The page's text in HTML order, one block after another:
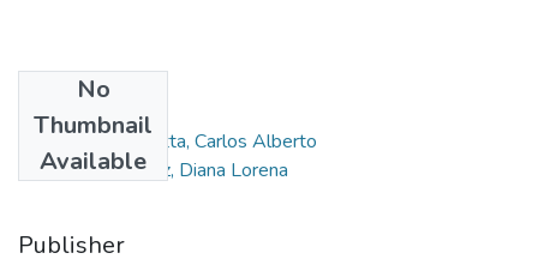
No
Thumbnail
Available
Authors
Espíndola Scarpetta, Carlos Alberto
Herrera Rodríguez, Diana Lorena
Publisher